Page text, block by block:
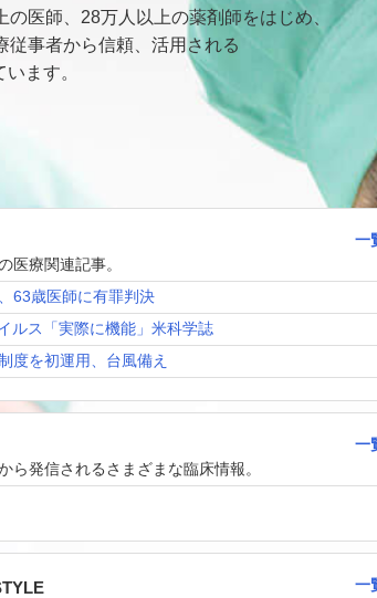
の医師、28万人以上の薬剤師をはじめ、
従事者から信頼、活用される
ます。
一
医療関連記事。
63歳医師に有罪判決
ルス「実際に機能」米科学誌
度を初運用、台風備え
一
ら発信されるさまざまな臨床情報。
一